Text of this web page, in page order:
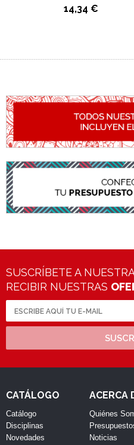
14,34 €
SUSCRÍBETE A
RECIBIR NUESTRAS
CATÁLOGO
Catálogo
Disciplinas
Novedades
ACERCA
Quiénes
Noticias